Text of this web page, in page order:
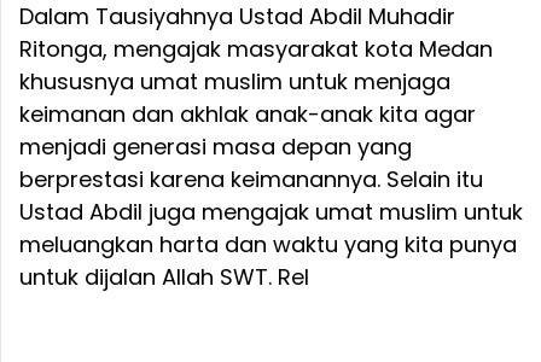
Dalam Tausiyahnya Ustad Abdil Muhadir
Ritonga, mengajak masyarakat kota Medan
khususnya umat muslim untuk menjaga
keimanan dan akhlak anak-anak kita agar
menjadi generasi masa depan yang
berprestasi karena keimanannya. Selain itu
Ustad Abdil juga mengajak umat muslim untuk
meluangkan harta dan waktu yang kita punya
untuk dijalan Allah SWT. Rel